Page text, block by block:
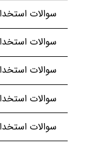
سوالات
سوالات
سوالات
سوالات
سوالات